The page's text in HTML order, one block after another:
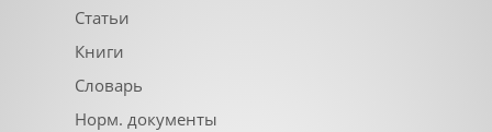
Статьи
Книги
Словарь
Норм. документы